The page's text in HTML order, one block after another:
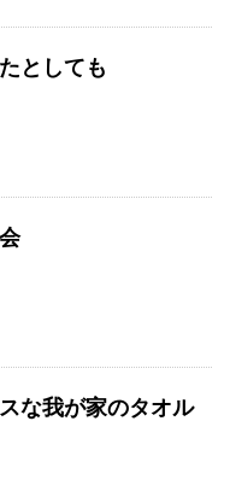
としても
な我が家のタオル